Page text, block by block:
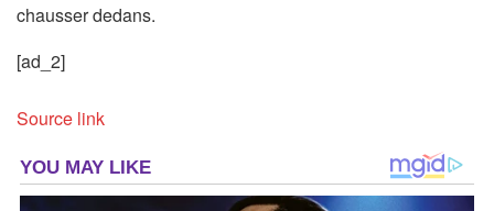
chausser dedans.
[ad_2]
Source link